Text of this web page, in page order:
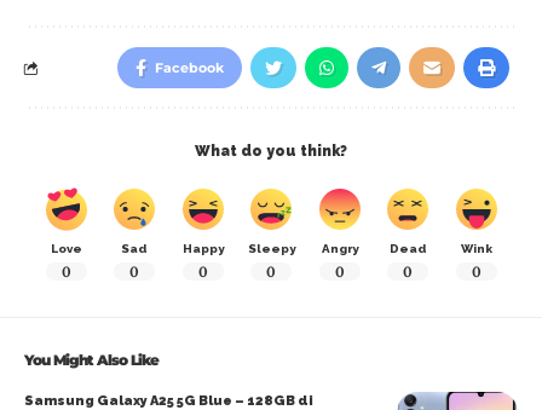
Facebook
What do you think?
Love
0
Sad
0
Happy
0
Sleepy
0
Angry
0
Dead
0
Wink
0
You Might Also Like
Samsung Galaxy A25 5G Blue – 128GB di